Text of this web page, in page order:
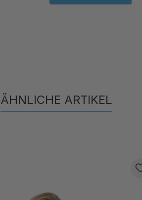
ÄHNLICHE ARTIKEL